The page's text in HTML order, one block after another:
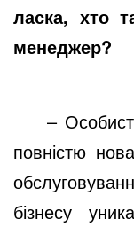
ласка, хто
менеджер?
–
повністю
бізнесу